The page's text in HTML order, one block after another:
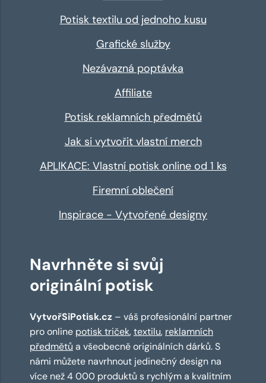
Potisk textilu od jednoho kusu
Grafické služby
Nezávazná poptávka
Affiliate
Potisk reklamních předmětů
Jak si vytvořit vlastní merch
APLIKACE: Vlastní potisk online od 1 ks
Firemní oblečení
Inspirace - Vytvořené designy
Navrhněte si svůj
originální potisk
VytvořSiPotisk.cz – váš profesionální partner
pro online potisk triček,textilu, reklamních
předmětů a všeobecně originálních dárků. S
námi můžete navrhnout jedinečný design na
více než 4 000 produktů s rychlým a kvalitním